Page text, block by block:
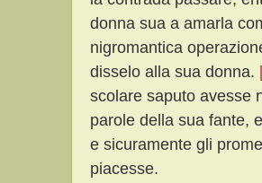
donna sua a amarla
nigromantica
disselo alla sua donna.
scolare saputo avesse
parole della sua fante,
e sicuramente gli
piacesse.